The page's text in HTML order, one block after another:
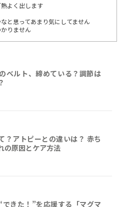
よく出します
と思ってあまり気にしてません
りません
ベルト、締めている？調節は
？アトピーとの違いは？ 赤ち
の原因とケア方法
できた！”を応援する「マグマ